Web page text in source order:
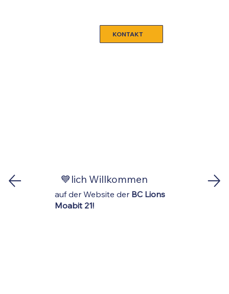
KONTAKT
💙lich Willkommen
auf der Website der BC Lions
Moabit 21!